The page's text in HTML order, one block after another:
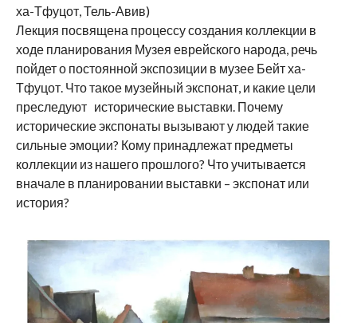
ха-Тфуцот, Тель-Авив)
Лекция посвящена процессу создания коллекции в
ходе планирования Музея еврейского народа, речь
пойдет о постоянной экспозиции в музее Бейт ха-
Тфуцот. Что такое музейный экспонат, и какие цели
преследуют исторические выставки. Почему
исторические экспонаты вызывают у людей такие
сильные эмоции? Кому принадлежат предметы
коллекции из нашего прошлого? Что учитывается
вначале в планировании выставки – экспонат или
история?